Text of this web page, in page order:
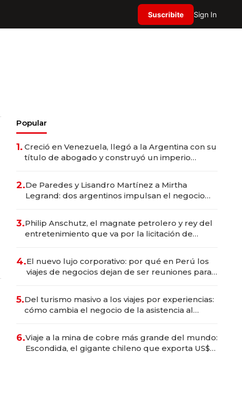
Suscribite Sign In
Popular
1. Creció en Venezuela, llegó a la Argentina con su
título de abogado y construyó un imperio
2.De Paredes y Lisandro Martínez a Mirtha
Legrand: dos argentinos impulsan el negocio
3.Philip Anschutz, el magnate petrolero y rey del
entretenimiento que va por la licitación de
4.El nuevo lujo corporativo: por qué en Perú los
viajes de negocios dejan de ser reuniones para
5.Del turismo masivo a los viajes por experiencias:
cómo cambia el negocio de la asistencia al
6.Viaje a la mina de cobre más grande del mundo:
Escondida, el gigante chileno que exporta US$